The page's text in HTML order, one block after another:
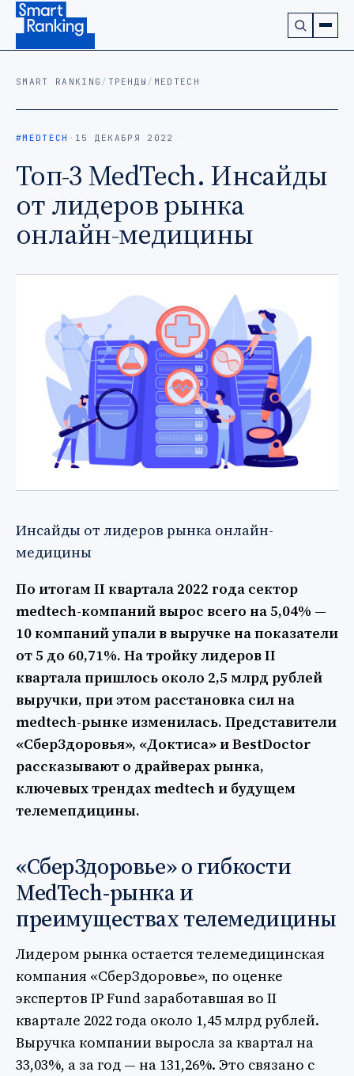
Подписаться на наш канал в Telegram (откроется в
SMART RANKING / ТРЕНДЫ / MEDTECH
#MEDTECH · 15 ДЕКАБРЯ 2022
Топ-3 MedTech. Инсайды
от лидеров рынка
онлайн-медицины
Инсайды от лидеров рынка онлайн-
медицины
По итогам II квартала 2022 года сектор
medtech-компаний вырос всего на 5,04% —
10 компаний упали в выручке на показатели
от 5 до 60,71%. На тройку лидеров II
квартала пришлось около 2,5 млрд рублей
выручки, при этом расстановка сил на
medtech-рынке изменилась. Представители
«СберЗдоровья», «Доктиса» и BestDoctor
рассказывают о драйверах рынка,
ключевых трендах medtech и будущем
телемепдицины.
«СберЗдоровье» о гибкости
MedTech-рынка и
преимуществах телемедицины
Лидером рынка остается телемедицинская
компания «СберЗдоровье», по оценке
экспертов IP Fund заработавшая во II
квартале 2022 года около 1,45 млрд рублей.
Выручка компании выросла за квартал на
33,03%, а за год — на 131,26%. Это связано с